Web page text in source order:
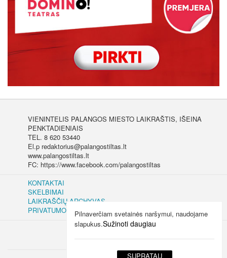
VIENINTELIS PALANGOS MIESTO LAIKRAŠTIS, IŠEINA
PENKTADIENIAIS
TEL. 8 620 53440
El.p redaktorius@palangostiltas.lt
www.palangostiltas.lt
FC: https://www.facebook.com/palangostiltas
KONTAKTAI
SKELBIMAI
LAIKRAŠČIŲ ARCHYVAS
PRIVATUMO IR SLAPUKŲ POLITIKA
Pilnaverčiam svetainės naršymui, naudojame
slapukus.Sužinoti daugiau
SUPRATAU